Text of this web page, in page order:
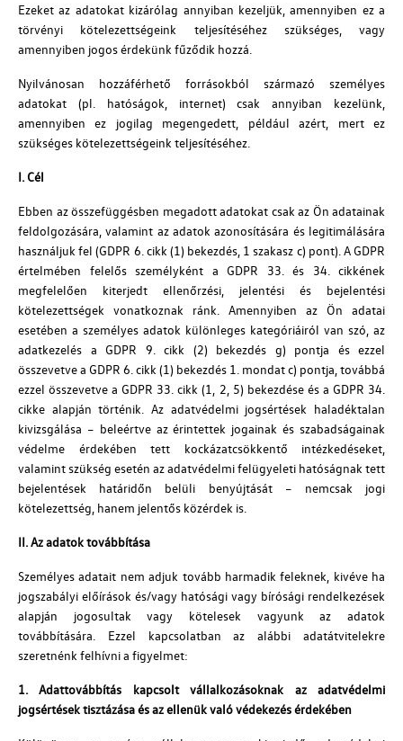
Ezeket az adatokat kizárólag annyiban kezeljük, amennyiben ez a
törvényi kötelezettségeink teljesítéséhez szükséges, vagy
amennyiben jogos érdekünk fűződik hozzá.
Nyilvánosan hozzáférhető forrásokból származó személyes
adatokat (pl. hatóságok, internet) csak annyiban kezelünk,
amennyiben ez jogilag megengedett, például azért, mert ez
szükséges kötelezettségeink teljesítéséhez.
I. Cél
Ebben az összefüggésben megadott adatokat csak az Ön adatainak
feldolgozására, valamint az adatok azonosítására és legitimálására
használjuk fel (GDPR 6. cikk (1) bekezdés, 1 szakasz c) pont). A GDPR
értelmében felelős személyként a GDPR 33. és 34. cikkének
megfelelően kiterjedt ellenőrzési, jelentési és bejelentési
kötelezettségek vonatkoznak ránk. Amennyiben az Ön adatai
esetében a személyes adatok különleges kategóriáiról van szó, az
adatkezelés a GDPR 9. cikk (2) bekezdés g) pontja és ezzel
összevetve a GDPR 6. cikk (1) bekezdés 1. mondat c) pontja, továbbá
ezzel összevetve a GDPR 33. cikk (1, 2, 5) bekezdése és a GDPR 34.
cikke alapján történik. Az adatvédelmi jogsértések haladéktalan
kivizsgálása – beleértve az érintettek jogainak és szabadságainak
védelme érdekében tett kockázatcsökkentő intézkedéseket,
valamint szükség esetén az adatvédelmi felügyeleti hatóságnak tett
bejelentések határidőn belüli benyújtását – nemcsak jogi
kötelezettség, hanem jelentős közérdek is.
II. Az adatok továbbítása
Személyes adatait nem adjuk tovább harmadik feleknek, kivéve ha
jogszabályi előírások és/vagy hatósági vagy bírósági rendelkezések
alapján jogosultak vagy kötelesek vagyunk az adatok
továbbítására. Ezzel kapcsolatban az alábbi adatátvitelekre
szeretnénk felhívni a figyelmet:
1. Adattovábbítás kapcsolt vállalkozásoknak az adatvédelmi
jogsértések tisztázása és az ellenük való védekezés érdekében